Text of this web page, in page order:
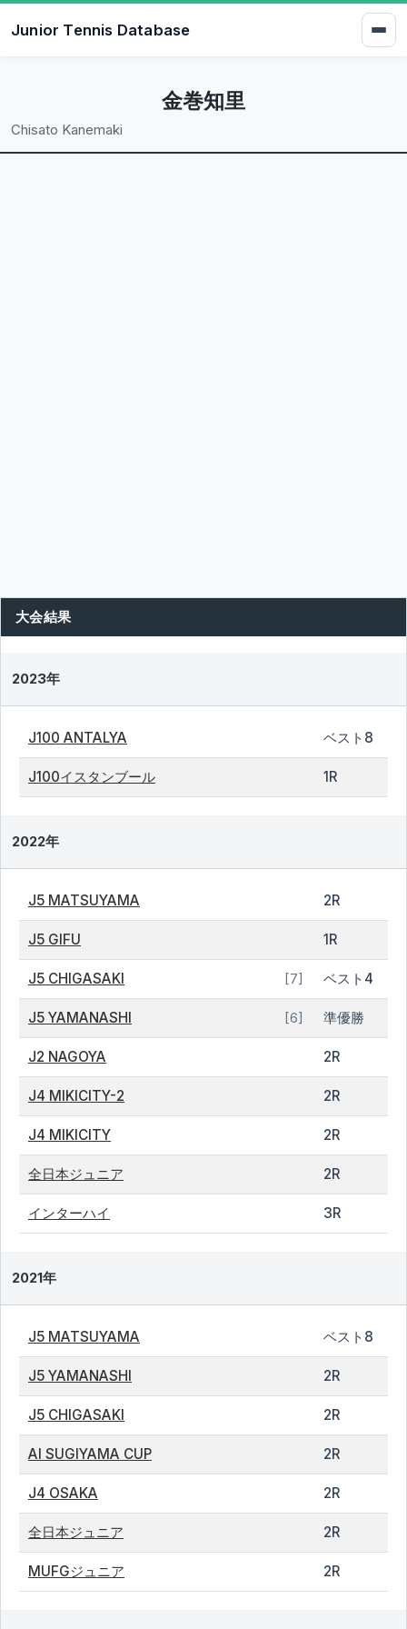
Junior Tennis Database
金巻知里
Chisato Kanemaki
大会結果
2023年
J100 ANTALYA ベスト8
J100イスタンブール 1R
2022年
J5 MATSUYAMA 2R
J5 GIFU 1R
J5 CHIGASAKI [7] ベスト4
J5 YAMANASHI [6] 準優勝
J2 NAGOYA 2R
J4 MIKICITY-2 2R
J4 MIKICITY 2R
全日本ジュニア 2R
インターハイ 3R
2021年
J5 MATSUYAMA ベスト8
J5 YAMANASHI 2R
J5 CHIGASAKI 2R
AI SUGIYAMA CUP 2R
J4 OSAKA 2R
全日本ジュニア 2R
MUFGジュニア 2R